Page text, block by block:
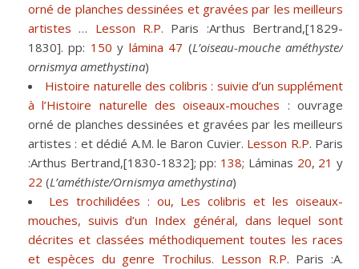
orné de planches dessinées et gravées par les meilleurs
artistes … Lesson R.P. Paris :Arthus Bertrand,[1829-
1830]. pp: 150 y lámina 47 (L’oiseau-mouche améthyste/
ornismya amethystina)
Histoire naturelle des colibris : suivie d’un supplément
à l’Histoire naturelle des oiseaux-mouches : ouvrage
orné de planches dessinées et gravées par les meilleurs
artistes : et dédié A.M. le Baron Cuvier. Lesson R.P. Paris
:Arthus Bertrand,[1830-1832]; pp: 138; Láminas 20, 21 y
22 (L’améthiste/Ornismya amethystina)
Les trochilidées : ou, Les colibris et les oiseaux-
mouches, suivis d’un Index général, dans lequel sont
décrites et classées méthodiquement toutes les races
et espèces du genre Trochilus. Lesson R.P. Paris :A.